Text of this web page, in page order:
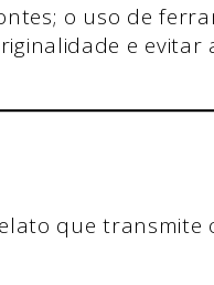
o uso de
e evitar
que transmite